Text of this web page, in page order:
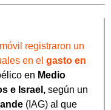
registraron un
en el gasto en
en Medio
e Israel, según un
(IAG) al que